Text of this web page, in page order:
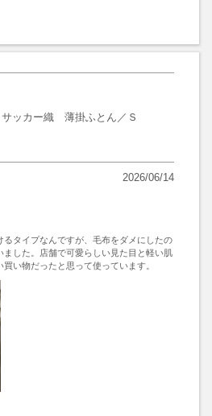
ッカー織 薄掛ふとん／Ｓ
2026/06/14
るタイプなんですが、毛布をダメにしたの
ました。店舗で可愛らしい見た目と軽い肌
い物だったと思って使っています。